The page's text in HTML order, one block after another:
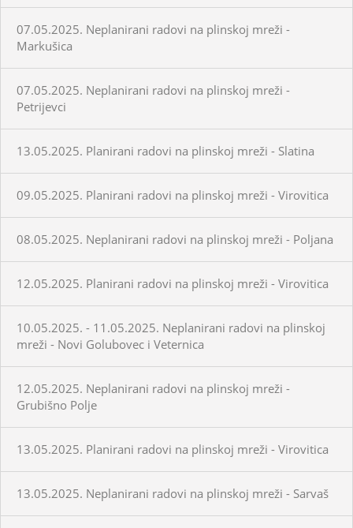
07.05.2025. Neplanirani radovi na plinskoj mreži -
Markušica
07.05.2025. Neplanirani radovi na plinskoj mreži -
Petrijevci
13.05.2025. Planirani radovi na plinskoj mreži - Slatina
09.05.2025. Planirani radovi na plinskoj mreži - Virovitica
08.05.2025. Neplanirani radovi na plinskoj mreži - Poljana
12.05.2025. Planirani radovi na plinskoj mreži - Virovitica
10.05.2025. - 11.05.2025. Neplanirani radovi na plinskoj
mreži - Novi Golubovec i Veternica
12.05.2025. Neplanirani radovi na plinskoj mreži -
Grubišno Polje
13.05.2025. Planirani radovi na plinskoj mreži - Virovitica
13.05.2025. Neplanirani radovi na plinskoj mreži - Sarvaš